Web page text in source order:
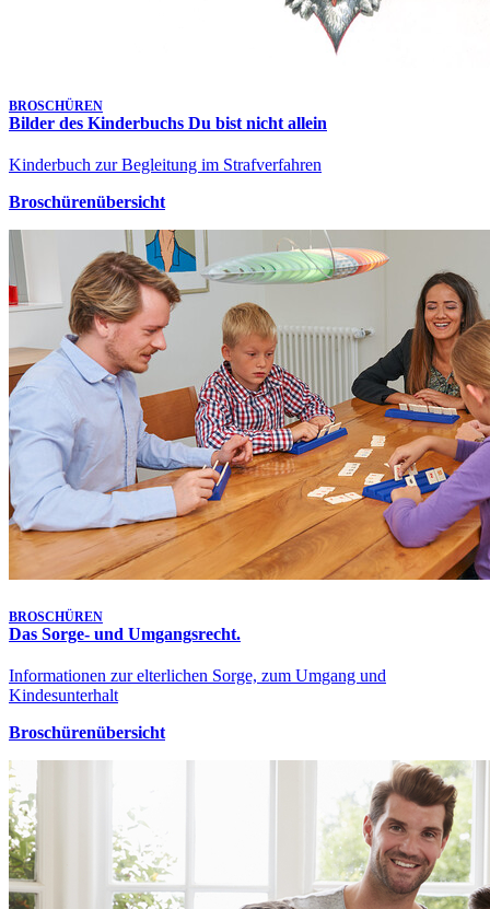
BROSCHÜREN
Bilder des Kinderbuchs Du bist nicht allein
Kinderbuch zur Begleitung im Strafverfahren
Broschürenübersicht
BROSCHÜREN
Das Sorge- und Umgangsrecht.
Informationen zur elterlichen Sorge, zum Umgang und
Kindesunterhalt
Broschürenübersicht